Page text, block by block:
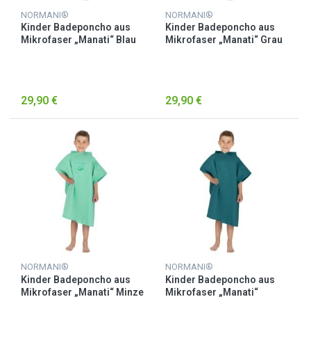
NORMANI®
Kinder Badeponcho aus
Mikrofaser „Manati“ Blau
29,90 €
NORMANI®
Kinder Badeponcho aus
Mikrofaser „Manati“ Grau
29,90 €
NORMANI®
Kinder Badeponcho aus
Mikrofaser „Manati“ Minze
NORMANI®
Kinder Badeponcho aus
Mikrofaser „Manati“